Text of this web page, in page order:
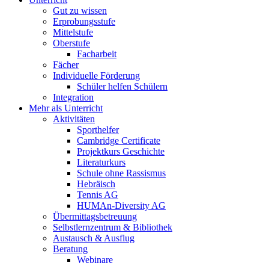
Gut zu wissen
Erprobungsstufe
Mittelstufe
Oberstufe
Facharbeit
Fächer
Individuelle Förderung
Schüler helfen Schülern
Integration
Mehr als Unterricht
Aktivitäten
Sporthelfer
Cambridge Certificate
Projektkurs Geschichte
Literaturkurs
Schule ohne Rassismus
Hebräisch
Tennis AG
HUMAn-Diversity AG
Übermittagsbetreuung
Selbstlernzentrum & Bibliothek
Austausch & Ausflug
Beratung
Webinare